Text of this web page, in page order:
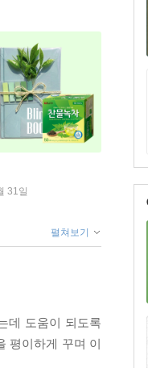
31일
펼쳐보기
데 도움이 되도록
평이하게 꾸며 이